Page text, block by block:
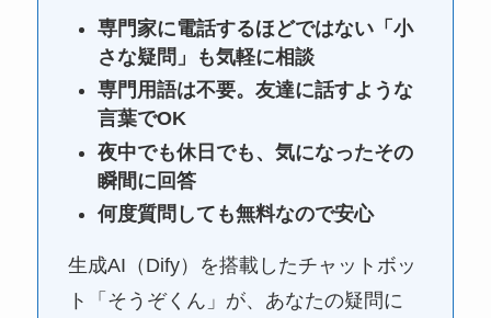
専門家に電話するほどではない「小
さな疑問」も気軽に相談
専門用語は不要。友達に話すような
言葉でOK
夜中でも休日でも、気になったその
瞬間に回答
何度質問しても無料なので安心
生成AI（Dify）を搭載したチャットボッ
ト「そうぞくん」が、あなたの疑問に